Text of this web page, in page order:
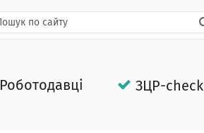
Роботодавці ЗЦР-check